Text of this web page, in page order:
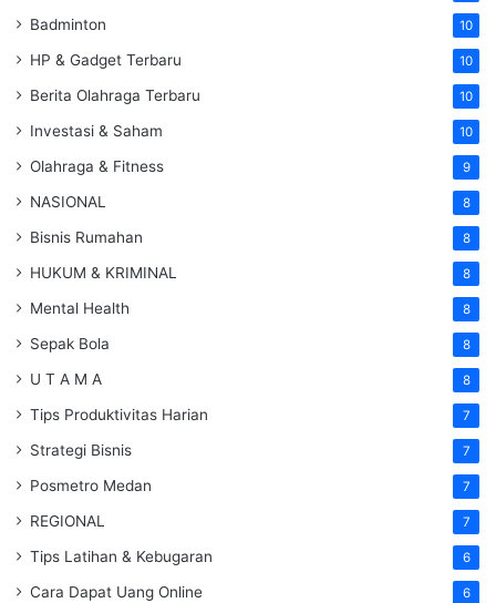
Badminton 10
HP & Gadget Terbaru 10
Berita Olahraga Terbaru 10
Investasi & Saham 10
Olahraga & Fitness 9
NASIONAL 8
Bisnis Rumahan 8
HUKUM & KRIMINAL 8
Mental Health 8
Sepak Bola 8
U T A M A 8
Tips Produktivitas Harian 7
Strategi Bisnis 7
Posmetro Medan 7
REGIONAL 7
Tips Latihan & Kebugaran 6
Cara Dapat Uang Online 6